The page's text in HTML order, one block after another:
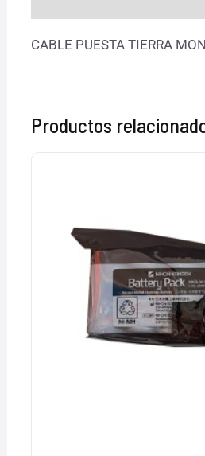
CABLE PUESTA TIERRA
Productos